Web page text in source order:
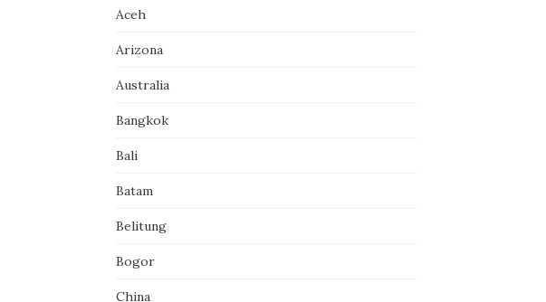
Aceh
Arizona
Australia
Bangkok
Bali
Batam
Belitung
Bogor
China